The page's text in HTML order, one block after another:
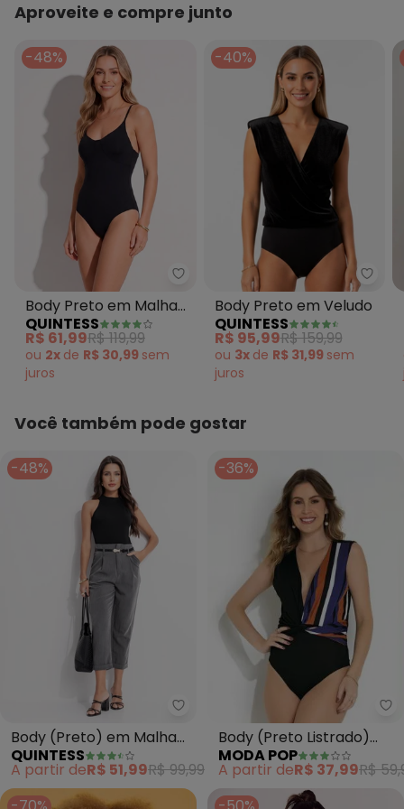
Aproveite e compre junto
-48%
Quintess - Body Preto em
Body Preto em Malha
Fria com Decote V e
Alças Reguláveis
QUINTESS
R$ 61,99R$ 119,99
ou 2x de R$ 30,99 sem
juros
-40%
Body Preto em Veludo
QUINTESS
R$ 95,99R$ 159,99
ou 3x de R$ 31,99 sem
juros
Você também pode gostar
-48%
Quintess - Body (Preto) em
Body (Preto) em Malha
Crepe
QUINTESS
A partir deR$ 51,99R$ 99,99
-36%
Body (Preto Listrado)
Transpassado
Estampado
MODA POP
A partir deR$ 37,99R$